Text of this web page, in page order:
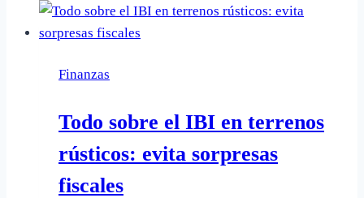
todo
sobre
compensar
Finanzas
Todo sobre el IBI en terrenos
rústicos: evita sorpresas
fiscales